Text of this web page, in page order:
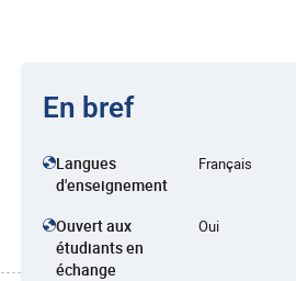
En bref
Langues
d'enseignement
Français
Ouvert aux
étudiants en
échange
Oui